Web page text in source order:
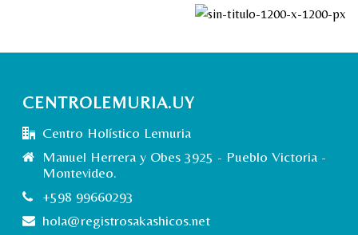
CENTROLEMURIA.UY
Centro Holístico Lemuria
Manuel Herrera y Obes 3925 - Pueblo Victoria -
Montevideo.
+598 99660293
hola@registrosakashicos.net